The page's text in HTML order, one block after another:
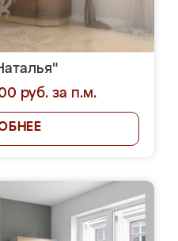
руб. за п.м.